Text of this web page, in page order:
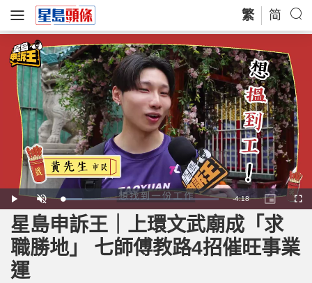
繁 简
P
l
a
y
U
n
m
u
t
e
L
o
a
d
e
:
2
R
e
m
-4:18
P
i
c
t
u
r
e
i
F
u
c
r
e
e
星島申訴王｜上環文武廟成「求
職勝地」 七師傅教路4招催旺事業
運